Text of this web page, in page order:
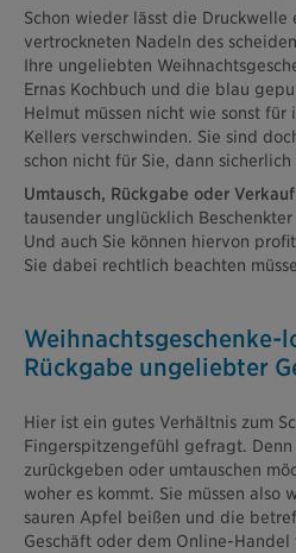
Schon wieder lässt die
vertrockneten Nadeln des
Ihre ungeliebten
Ernas Kochbuch und die blau
Helmut müssen nicht wie sonst für
Kellers verschwinden. Sie sind
schon nicht für Sie, dann
Umtausch, Rückgabe oder Verkauf
tausender unglücklich
Und auch Sie können hiervon
Sie dabei rechtlich beachten
Weihnachtsgeschenke-
Rückgabe ungeliebter
Hier ist ein gutes Verhältnis zum
Fingerspitzengefühl gefragt. Denn
zurückgeben oder umtauschen
woher es kommt. Sie müssen also
sauren Apfel beißen und die
Geschäft oder dem Online-